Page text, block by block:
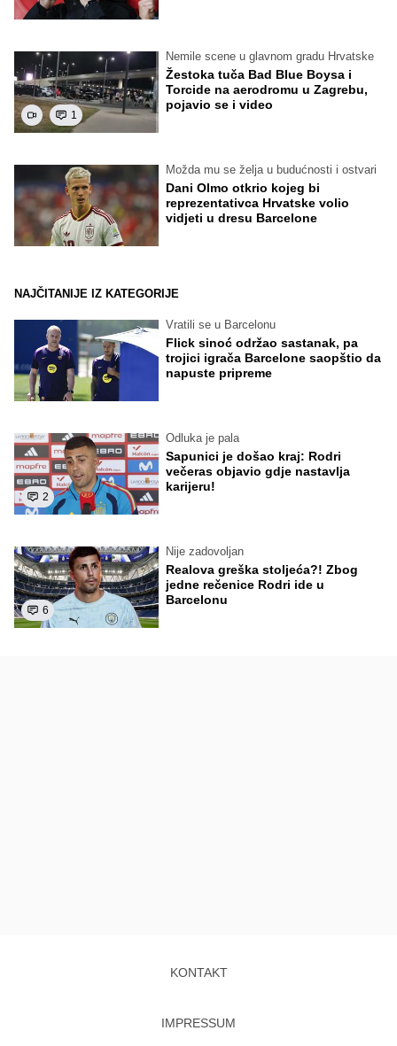
1
Nemile scene u glavnom gradu Hrvatske
Žestoka tuča Bad Blue Boysa i
Torcide na aerodromu u Zagrebu,
pojavio se i video
Možda mu se želja u budućnosti i ostvari
Dani Olmo otkrio kojeg bi
reprezentativca Hrvatske volio
vidjeti u dresu Barcelone
NAJČITANIJE IZ KATEGORIJE
Vratili se u Barcelonu
Flick sinoć održao sastanak, pa
trojici igrača Barcelone saopštio da
napuste pripreme
2
Odluka je pala
Sapunici je došao kraj: Rodri
večeras objavio gdje nastavlja
karijeru!
6
Nije zadovoljan
Realova greška stoljeća?! Zbog
jedne rečenice Rodri ide u
Barcelonu
KONTAKT
IMPRESSUM